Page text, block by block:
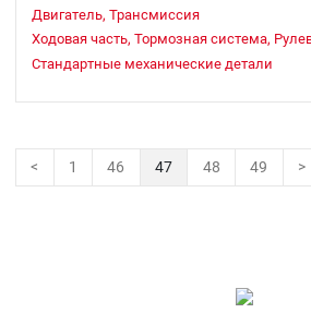
Двигатель, Трансмиссия
Ходовая часть, Тормозная система,
Стандартные механические детали
< 1 46 47 48 49 >